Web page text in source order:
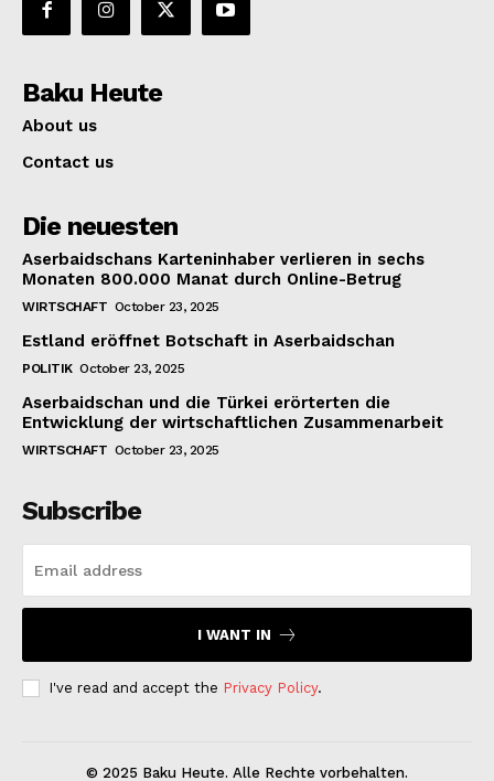
Baku Heute
About us
Contact us
Die neuesten
Aserbaidschans Karteninhaber verlieren in sechs
Monaten 800.000 Manat durch Online-Betrug
WIRTSCHAFT October 23, 2025
Estland eröffnet Botschaft in Aserbaidschan
POLITIK October 23, 2025
Aserbaidschan und die Türkei erörterten die
Entwicklung der wirtschaftlichen Zusammenarbeit
WIRTSCHAFT October 23, 2025
Subscribe
I WANT IN
I've read and accept the Privacy Policy.
© 2025 Baku Heute. Alle Rechte vorbehalten.